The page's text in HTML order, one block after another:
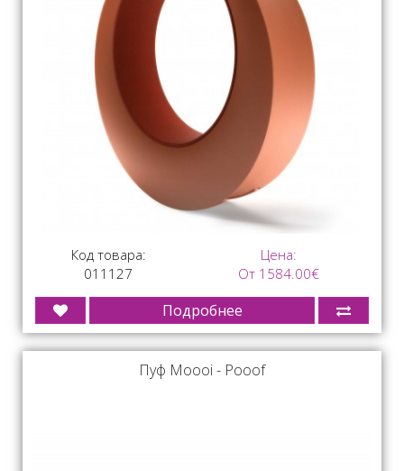
Код товара:
011127
Цена:
От 1584.00€
Подробнее
Пуф Moooi - Pooof